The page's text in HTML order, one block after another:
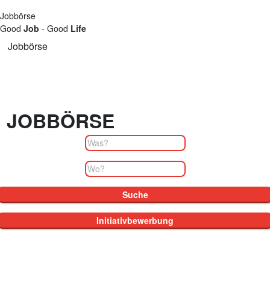
Jobbörse
Good Job - Good Life
Jobbörse
JOBBÖRSE